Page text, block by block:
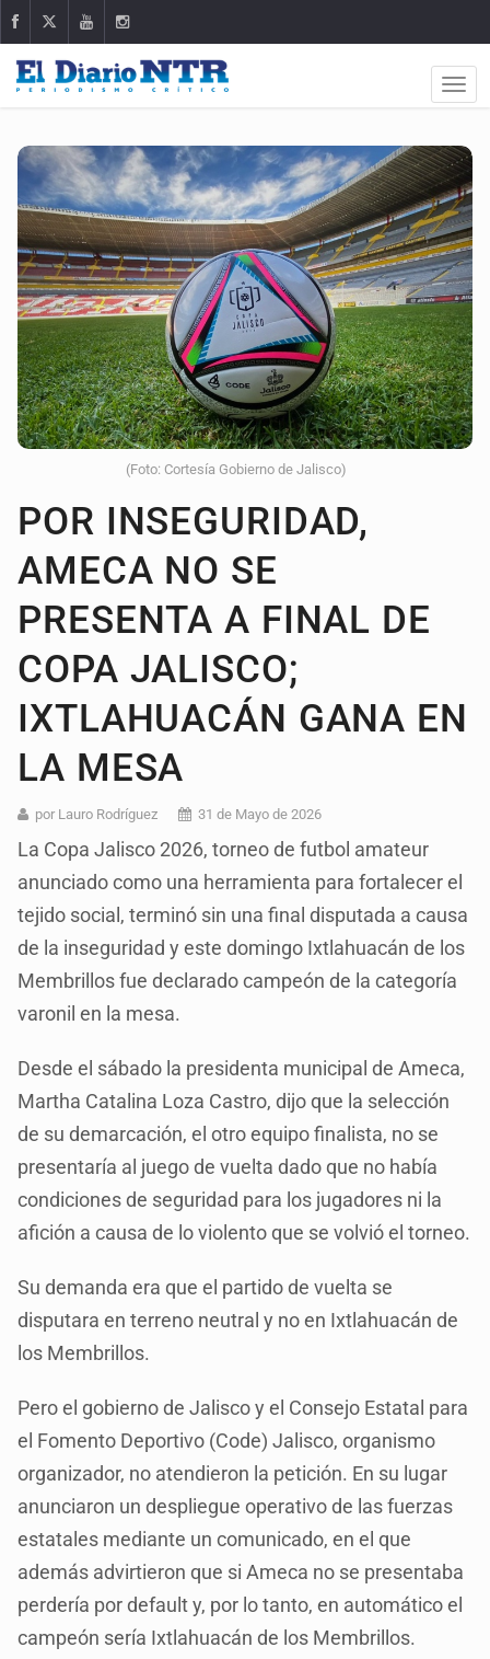
(Foto: Cortesía Gobierno de Jalisco)
POR INSEGURIDAD,
AMECA NO SE
PRESENTA A FINAL DE
COPA JALISCO;
IXTLAHUACÁN GANA EN
LA MESA
por Lauro Rodríguez 31 de Mayo de 2026
La Copa Jalisco 2026, torneo de futbol amateur
anunciado como una herramienta para fortalecer el
tejido social, terminó sin una final disputada a causa
de la inseguridad y este domingo Ixtlahuacán de los
Membrillos fue declarado campeón de la categoría
varonil en la mesa.
Desde el sábado la presidenta municipal de Ameca,
Martha Catalina Loza Castro, dijo que la selección
de su demarcación, el otro equipo finalista, no se
presentaría al juego de vuelta dado que no había
condiciones de seguridad para los jugadores ni la
afición a causa de lo violento que se volvió el torneo.
Su demanda era que el partido de vuelta se
disputara en terreno neutral y no en Ixtlahuacán de
los Membrillos.
Pero el gobierno de Jalisco y el Consejo Estatal para
el Fomento Deportivo (Code) Jalisco, organismo
organizador, no atendieron la petición. En su lugar
anunciaron un despliegue operativo de las fuerzas
estatales mediante un comunicado, en el que
además advirtieron que si Ameca no se presentaba
perdería por default y, por lo tanto, en automático el
campeón sería Ixtlahuacán de los Membrillos.